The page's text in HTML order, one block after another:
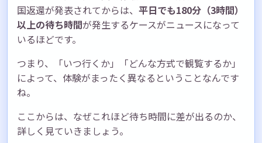
国返還が発表されてからは、 平日でも180分（3時間）
以上の待ち時間が発生するケースがニュースになって
いるほどです。
つまり、「いつ行くか」「どんな方式で観覧するか」
によって、体験がまったく異なるということなんです
ね。
ここからは、なぜこれほど待ち時間に差が出るのか、
詳しく見ていきましょう。